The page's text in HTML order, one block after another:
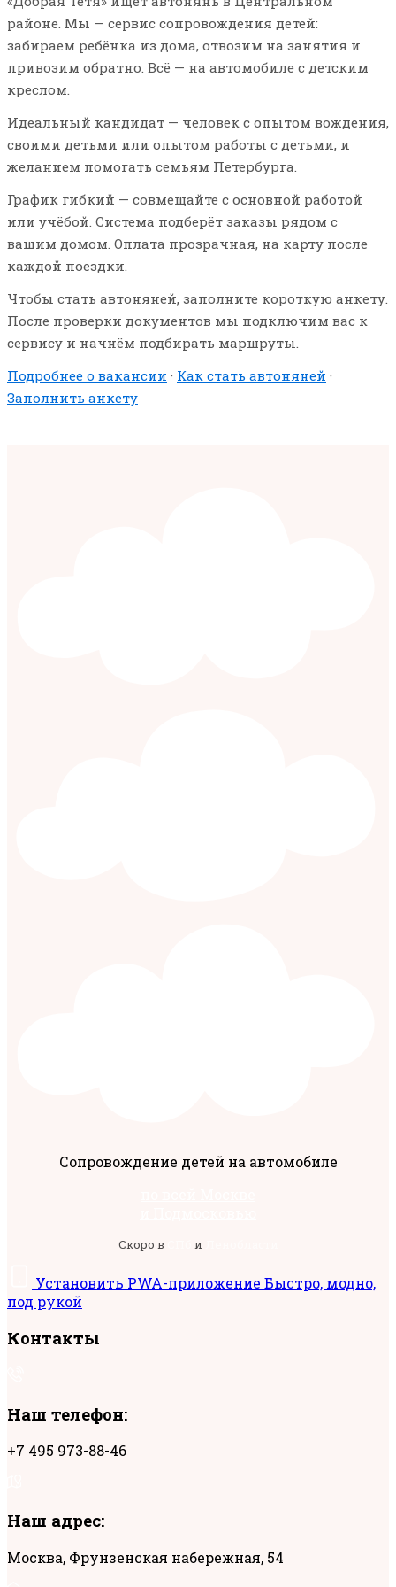
районе. Мы — сервис сопровождения детей:
забираем ребёнка из дома, отвозим на занятия и
привозим обратно. Всё — на автомобиле с детским
креслом.
Идеальный кандидат — человек с опытом вождения,
своими детьми или опытом работы с детьми, и
желанием помогать семьям Петербурга.
График гибкий — совмещайте с основной работой
или учёбой. Система подберёт заказы рядом с
вашим домом. Оплата прозрачная, на карту после
каждой поездки.
Чтобы стать автоняней, заполните короткую анкету.
После проверки документов мы подключим вас к
сервису и начнём подбирать маршруты.
Подробнее о вакансии · Как стать автоняней ·
Заполнить анкету
Сопровождение детей на автомобиле
Скоро в и
Установить PWA-приложение Быстро, модно,
под рукой
Контакты
Наш телефон:
+7 495 973-88-46
Наш адрес:
Москва, Фрунзенская набережная, 54